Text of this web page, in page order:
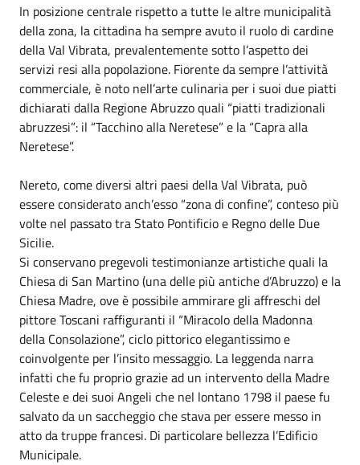
In posizione centrale rispetto a tutte le altre municipalità
della zona, la cittadina ha sempre avuto il ruolo di cardine
della Val Vibrata, prevalentemente sotto l’aspetto dei
servizi resi alla popolazione. Fiorente da sempre l’attività
commerciale, è noto nell’arte culinaria per i suoi due piatti
dichiarati dalla Regione Abruzzo quali “piatti tradizionali
abruzzesi”: il “Tacchino alla Neretese” e la “Capra alla
Neretese”.
Nereto, come diversi altri paesi della Val Vibrata, può
essere considerato anch’esso “zona di confine”, conteso più
volte nel passato tra Stato Pontificio e Regno delle Due
Sicilie.
Si conservano pregevoli testimonianze artistiche quali la
Chiesa di San Martino (una delle più antiche d’Abruzzo) e la
Chiesa Madre, ove è possibile ammirare gli affreschi del
pittore Toscani raffiguranti il “Miracolo della Madonna
della Consolazione”, ciclo pittorico elegantissimo e
coinvolgente per l’insito messaggio. La leggenda narra
infatti che fu proprio grazie ad un intervento della Madre
Celeste e dei suoi Angeli che nel lontano 1798 il paese fu
salvato da un saccheggio che stava per essere messo in
atto da truppe francesi. Di particolare bellezza l’Edificio
Municipale.